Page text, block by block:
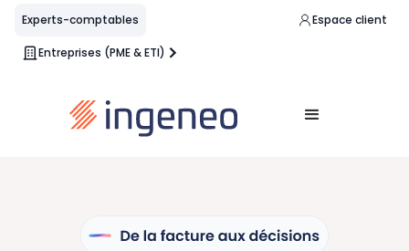
Experts-comptables
Entreprises (PME & ETI)
Espace client